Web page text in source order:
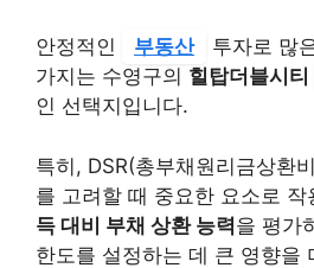
안정적인 부동산
투자로 많
가지는 수영구의 힐탑더블시티
인 선택지입니다.
특히, DSR(총부채원리금상환
를 고려할 때 중요한 요소로 작
득 대비 부채 상환 능력을 평가
한도를 설정하는 데 큰 영향을